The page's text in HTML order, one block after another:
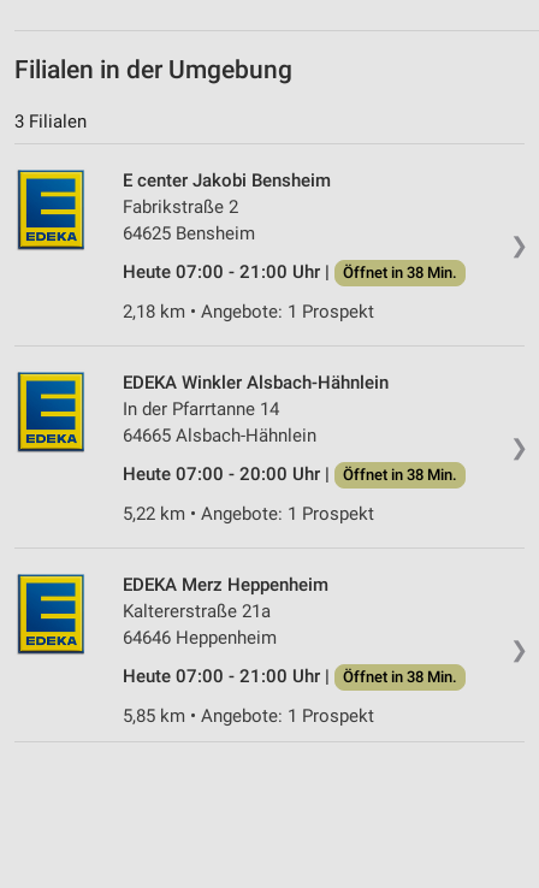
Filialen in der Umgebung
3 Filialen
❯
E center Jakobi Bensheim
Fabrikstraße 2
64625 Bensheim
Heute 07:00 - 21:00 Uhr |
Öffnet in 38 Min.
2,18 km • Angebote: 1 Prospekt
❯
EDEKA Winkler Alsbach-Hähnlein
In der Pfarrtanne 14
64665 Alsbach-Hähnlein
Heute 07:00 - 20:00 Uhr |
Öffnet in 38 Min.
5,22 km • Angebote: 1 Prospekt
❯
EDEKA Merz Heppenheim
Kaltererstraße 21a
64646 Heppenheim
Heute 07:00 - 21:00 Uhr |
Öffnet in 38 Min.
5,85 km • Angebote: 1 Prospekt
personalisierter Inhalte
Messung der Werbeleistung
Analyse von Zielgruppen durch Statistiken oder
Kombinationen von Daten aus verschiedenen
Quellen
Entwicklung und Verbesserung der Angebote
Inhalten
IAB-Besonderheiten:
Verwendung genauer Standortdaten
Informationen identifizieren
Notwendig
Performance